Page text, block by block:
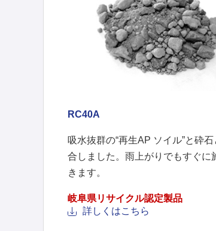
RC40A
吸水抜群の“再生AP ソイル”と砕
合しました。雨上がりでもすぐに
きます。
岐阜県リサイクル認定製品
詳しくはこちら